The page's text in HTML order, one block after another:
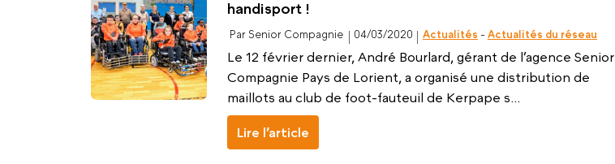
handisport !
Par Senior Compagnie 04/03/2020 Actualités - Actualités du réseau
Le 12 février dernier, André Bourlard, gérant de l’agence Senior
Compagnie Pays de Lorient, a organisé une distribution de
maillots au club de foot-fauteuil de Kerpape s...
Lire l’article